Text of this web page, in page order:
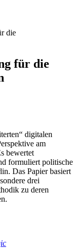
die
für die
digitalen
am
bewertet
formuliert politische
Das Papier basiert
drei
zu deren